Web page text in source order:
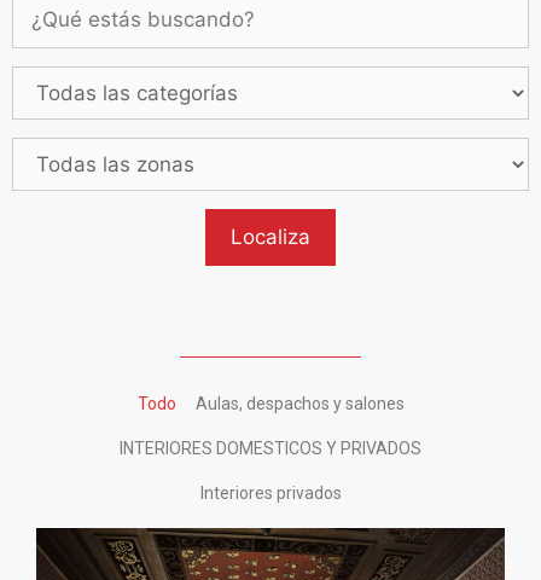
Todo Aulas, despachos y salones
INTERIORES DOMESTICOS Y PRIVADOS
Interiores privados